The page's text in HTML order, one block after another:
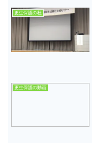
更生保護の杜
更生保護の動画